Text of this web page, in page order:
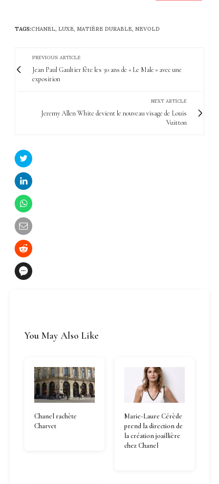
TAGS:CHANEL, LUXE, MATIÈRE DURABLE, NEVOLD
PREVIOUS ARTICLE
Jean Paul Gaultier fête les 30 ans de « Le Male » avec une
exposition
NEXT ARTICLE
Jeremy Allen White devient le nouveau visage de Louis
Vuitton
You May Also Like
Chanel rachète
Charvet
Marie-Laure Cérède
prend la direction de
la création joaillière
chez Chanel